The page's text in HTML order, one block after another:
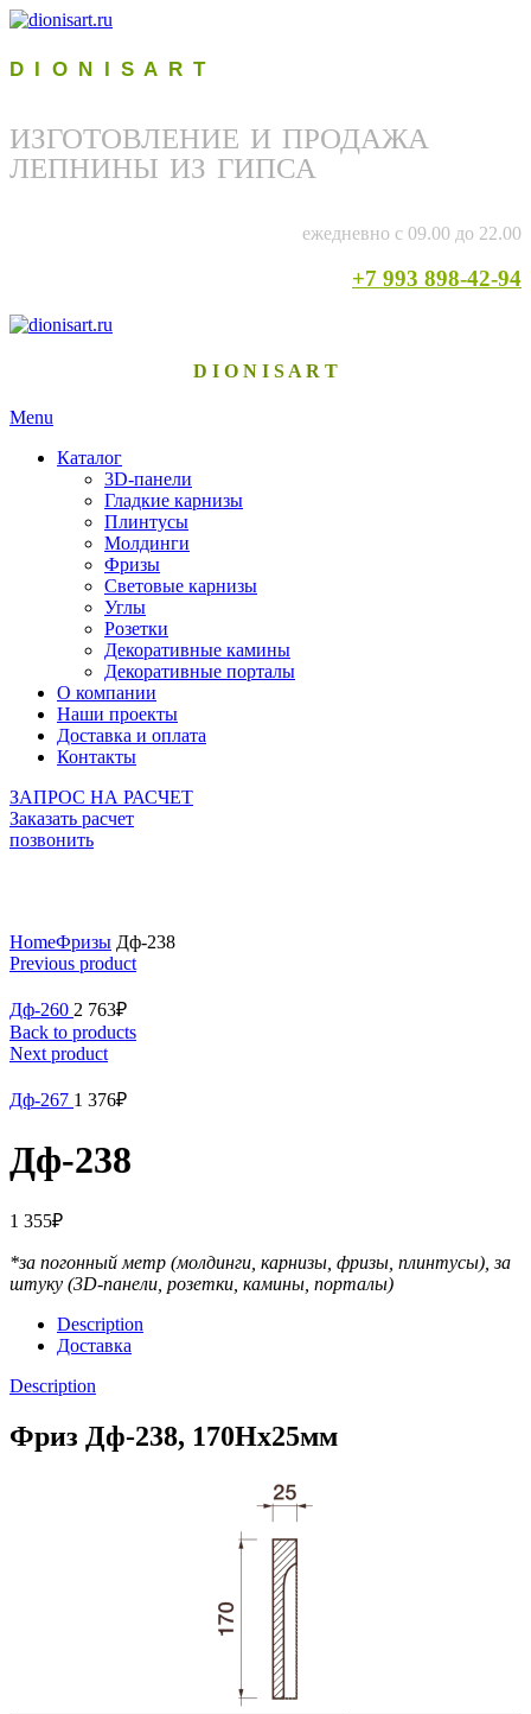
D I O N I S A R T
ИЗГОТОВЛЕНИЕ И ПРОДАЖА
ЛЕПНИНЫ ИЗ ГИПСА
ежедневно с 09.00 до 22.00
+7 993 898-42-94
D I O N I S A R T
Menu
Каталог
3D-панели
Гладкие карнизы
Плинтусы
Молдинги
Фризы
Световые карнизы
Углы
Розетки
Декоративные камины
Декоративные порталы
О компании
Наши проекты
Доставка и оплата
Контакты
ЗАПРОС НА РАСЧЕТ
Заказать расчет
позвонить
HomeФризы Дф-238
Previous product
Дф-260 2 763₽
Back to products
Next product
Дф-267 1 376₽
Дф-238
1 355₽
*за погонный метр (молдинги, карнизы, фризы, плинтусы), за
штуку (3D-панели, розетки, камины, порталы)
Description
Доставка
Description
Фриз Дф-238, 170Нх25мм